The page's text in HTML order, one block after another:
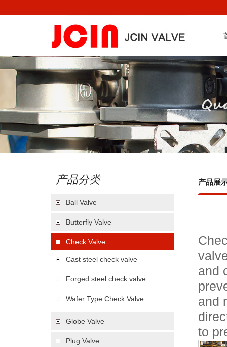
产品分类
Ball Valve
Butterfly Valve
Check Valve
Cast steel check valve
Forged steel check valve
Wafer Type Check Valve
Globe Valve
Plug Valve
产品展
and
and
to